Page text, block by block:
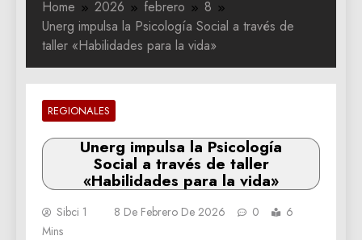
Home 2026 febrero
8
Unerg impulsa la Psicología Social a través de
taller «Habilidades para la vida»
REGIONALES
Unerg impulsa la Psicología
Social a través de taller
«Habilidades para la vida»
Sibci 1 8 De Febrero De 2026 0
6
Mins